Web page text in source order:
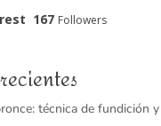
167 Followers
técnica de fundición